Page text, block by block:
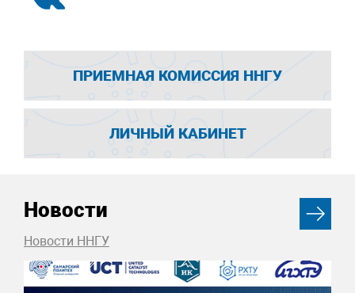
ПРИЕМНАЯ КОМИССИЯ ННГУ
ЛИЧНЫЙ КАБИНЕТ
Новости
Новости ННГУ